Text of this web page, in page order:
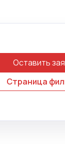
Оставить
Страница